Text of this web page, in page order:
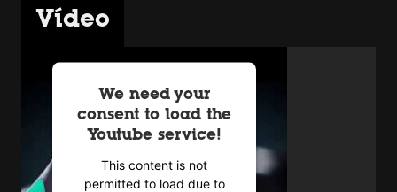
Vídeo
We need your
consent to load the
Youtube service!
This content is not
permitted to load due to